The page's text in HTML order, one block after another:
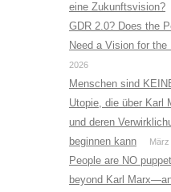
eine Zukunftsvision?
GDR 2.0? Does the
Need a Vision for the
2026
Menschen sind
Utopie, die über Karl
und deren
beginnen kann
März
People are NO
beyond Karl